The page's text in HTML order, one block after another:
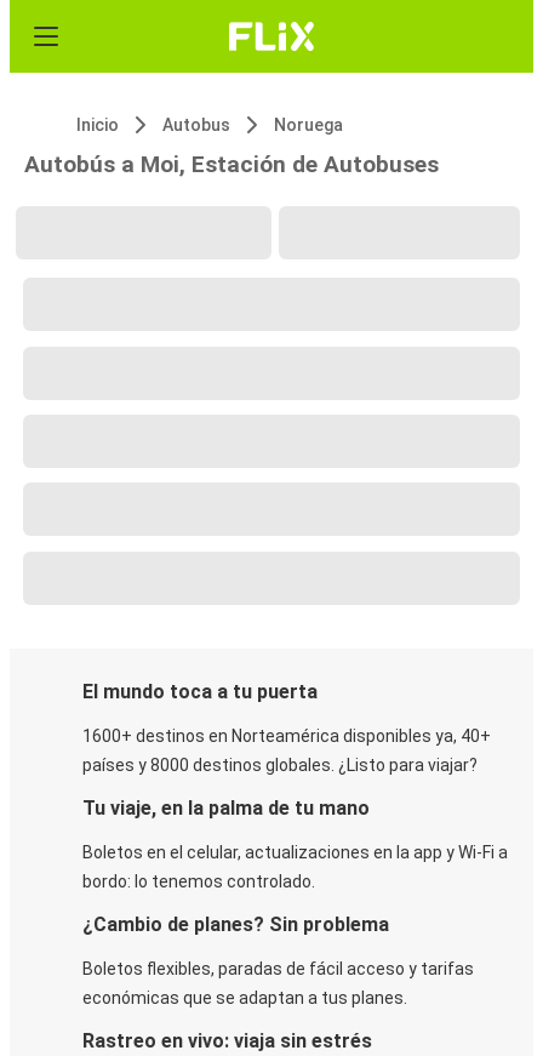
Inicio Autobus Noruega
Autobús a Moi, Estación de Autobuses
El mundo toca a tu puerta
1600+ destinos en Norteamérica disponibles ya, 40+
países y 8000 destinos globales. ¿Listo para viajar?
Tu viaje, en la palma de tu mano
Boletos en el celular, actualizaciones en la app y Wi-Fi a
bordo: lo tenemos controlado.
¿Cambio de planes? Sin problema
Boletos flexibles, paradas de fácil acceso y tarifas
económicas que se adaptan a tus planes.
Rastreo en vivo: viaja sin estrés